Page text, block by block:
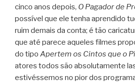
cinco anos depois, O Pagador de
possível que ele tenha aprendido
ruim demais da conta; é tão
que até parece aqueles filmes
do tipo Apertem os Cintos que o
atores todos são absolutamente
estivéssemos no pior dos